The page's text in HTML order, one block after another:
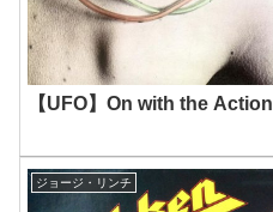
【UFO】On with the Action
ジョージ・リンチ